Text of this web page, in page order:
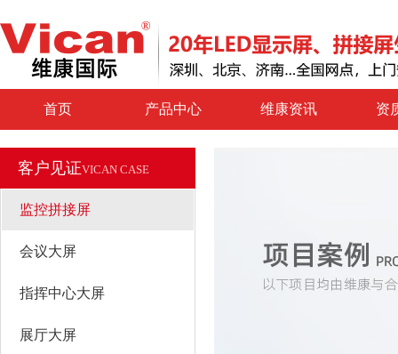
首页 产品中心 维康资讯 资
客户见证VICAN CASE
监控拼接屏
会议大屏
指挥中心大屏
展厅大屏